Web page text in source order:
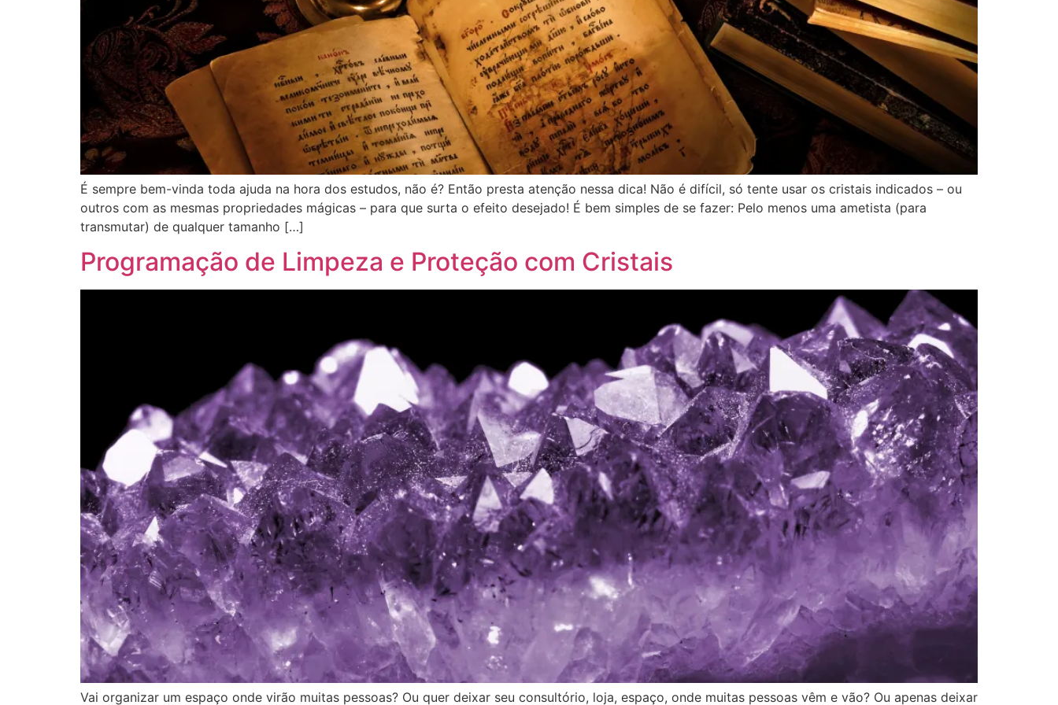
É sempre bem-vinda toda ajuda na hora dos estudos, não é? Então presta atenção nessa dica! Não é difícil, só tente usar os cristais indicados – ou
outros com as mesmas propriedades mágicas – para que surta o efeito desejado! É bem simples de se fazer: Pelo menos uma ametista (para
transmutar) de qualquer tamanho […]
Programação de Limpeza e Proteção com Cristais
Vai organizar um espaço onde virão muitas pessoas? Ou quer deixar seu consultório, loja, espaço, onde muitas pessoas vêm e vão? Ou apenas deixar